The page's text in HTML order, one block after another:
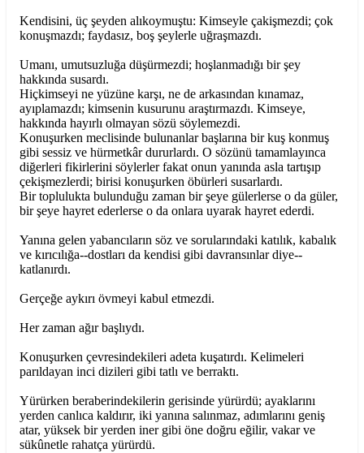
Kendisini, üç şeyden alıkoymuştu: Kimseyle çakişmezdi; çok
konuşmazdı; faydasız, boş şeylerle uğraşmazdı.
Umanı, umutsuzluğa düşürmezdi; hoşlanmadığı bir şey
hakkında susardı.
Hiçkimseyi ne yüzüne karşı, ne de arkasından kınamaz,
ayıplamazdı; kimsenin kusurunu araştırmazdı. Kimseye,
hakkında hayırlı olmayan sözü söylemezdi.
Konuşurken meclisinde bulunanlar başlarına bir kuş konmuş
gibi sessiz ve hürmetkâr dururlardı. O sözünü tamamlayınca
diğerleri fikirlerini söylerler fakat onun yanında asla tartışıp
çekişmezlerdi; birisi konuşurken öbürleri susarlardı.
Bir toplulukta bulunduğu zaman bir şeye gülerlerse o da güler,
bir şeye hayret ederlerse o da onlara uyarak hayret ederdi.
Yanına gelen yabancıların söz ve sorularındaki katılık, kabalık
ve kırıcılığa--dostları da kendisi gibi davransınlar diye--
katlanırdı.
Gerçeğe aykırı övmeyi kabul etmezdi.
Her zaman ağır başlıydı.
Konuşurken çevresindekileri adeta kuşatırdı. Kelimeleri
parıldayan inci dizileri gibi tatlı ve berraktı.
Yürürken beraberindekilerin gerisinde yürürdü; ayaklarını
yerden canlıca kaldırır, iki yanına salınmaz, adımlarını geniş
atar, yüksek bir yerden iner gibi öne doğru eğilir, vakar ve
sükûnetle rahatça yürürdü.